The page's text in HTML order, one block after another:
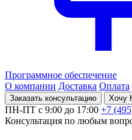
Программное обеспечение
О компании Доставка Оплата
Заказать консультацию Хочу
ПН-ПТ с 9:00 до 17:00 +7
Консультация по любым